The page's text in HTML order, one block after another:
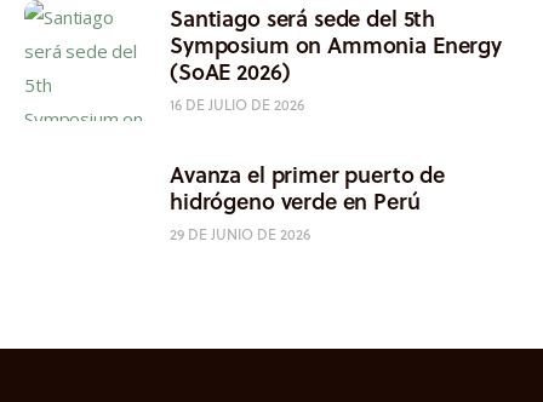
Santiago será sede del 5th
Symposium on Ammonia Energy
(SoAE 2026)
16 DE JULIO DE 2026
Avanza el primer puerto de
hidrógeno verde en Perú
29 DE JUNIO DE 2026